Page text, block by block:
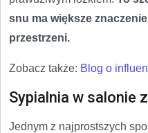
snu ma większe
przestrzeni.
Zobacz także: Blog o
Sypialnia w salonie
Jednym z najprostszych